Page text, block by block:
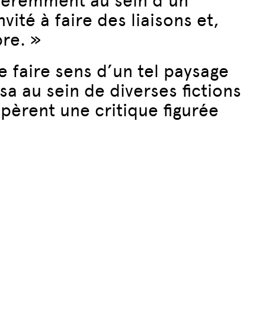
à faire des liaisons et,
»
sens d’un tel paysage
au sein de diverses fictions
une critique figurée